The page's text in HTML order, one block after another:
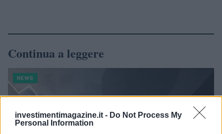
investimentimagazine.it - Do Not Process My
Personal Information
Continua a leggere
NEWS